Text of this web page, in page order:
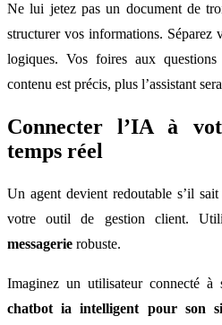
Ne lui jetez pas un document de
structurer vos informations. Séparez
logiques. Vos foires aux
contenu est précis, plus l’assistant
Connecter l’IA à
temps réel
Un agent devient redoutable s’il
votre outil de gestion client.
messagerie robuste.
Imaginez un utilisateur connecté
chatbot ia intelligent pour son